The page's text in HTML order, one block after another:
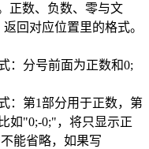
数、负数、零与文
回对应位置里的格式。
分号前面为正数和0;
第1部分用于正数，第
如"0;-0;"，将只显示正
能省略，如果写